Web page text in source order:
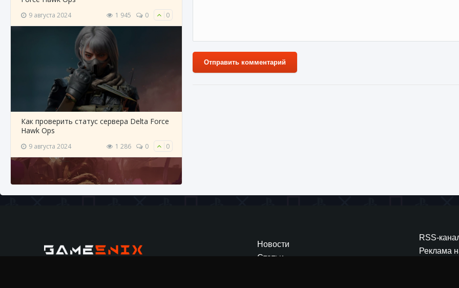
9 августа 2024 1 945 0 0
Как проверить статус сервера Delta Force
Hawk Ops
9 августа 2024 1 286 0 0
Как приручить существ джунглей Нари в
Отправить комментарий
Как привлечь больше клиентов